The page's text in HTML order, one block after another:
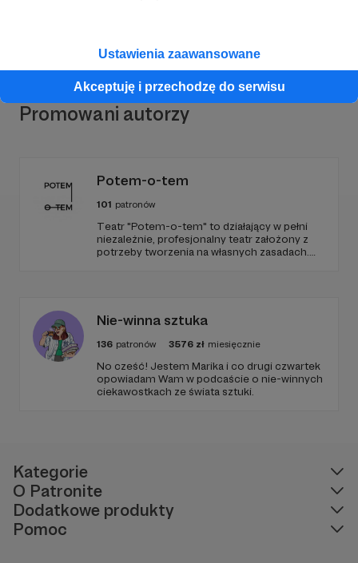
Ustawienia zaawansowane
Akceptuję i przechodzę do serwisu
Promowani autorzy
Potem-o-tem
101 patronów
Teatr "Potem-o-tem" to działający w pełni
niezależnie, profesjonalny teatr założony z
potrzeby tworzenia na własnych zasadach.
teatralnego doświadczenia.
Nie-winna sztuka
136 patronów 3576 zł miesięcznie
No cześć! Jestem Marika i co drugi czwartek
opowiadam Wam w podcaście o nie-winnych
ciekawostkach ze świata sztuki.
Kategorie
O Patronite
Dodatkowe produkty
Pomoc